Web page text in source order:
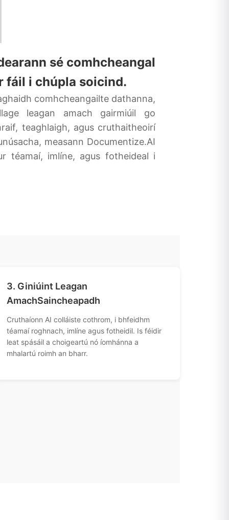
sé comhcheangal
fáil i chúpla soicind.
comhcheangailte dathanna,
leagan amach gairmiúil go
teaghlaigh, agus cruthaitheoirí
measann Documentize.AI
téamaí, imlíne, agus fotheideal i
3. Giniúint Leagan
AmachSaincheapadh
Cruthaíonn AI colláiste cothrom, i bhfeidhm
téamaí roghnach, imlíne agus fotheidil. Is féidir
leat spásáil a choigeartú nó íomhánna a
mhalartú roimh an bharr.